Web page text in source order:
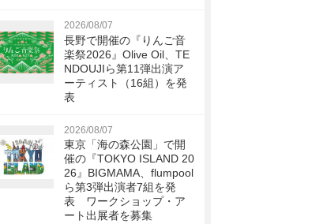
2026/08/07
長野で開催の『りんご音
楽祭2026』Olive Oil、TE
NDOUJIら第11弾出演ア
ーティスト（16組）を発
表
2026/08/07
東京「海の森公園」で開
催の『TOKYO ISLAND 20
26』BIGMAMA、flumpool
ら第3弾出演者7組を発
表 ワークショップ・ア
ート出展者を募集